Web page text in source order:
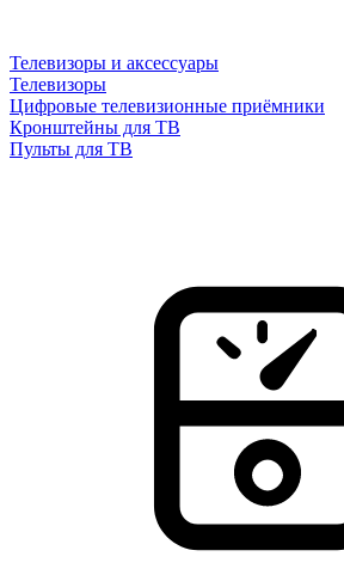
Телевизоры и аксессуары
Телевизоры
Цифровые телевизионные приёмники
Кронштейны для ТВ
Пульты для ТВ